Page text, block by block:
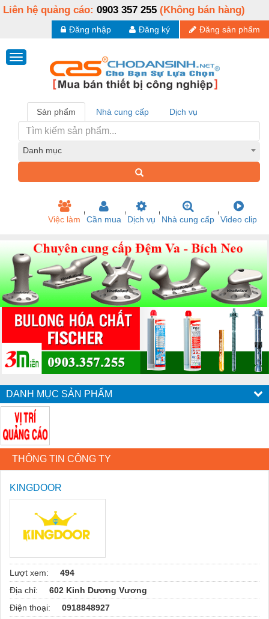
Liên hệ quảng cáo: 0903 357 255 (Không bán hàng)
Đăng sản phẩm
Đăng ký
Đăng nhập
Sản phẩm Nhà cung cấp Dịch vụ
Danh mục
Việc làm Cần mua Dịch vụ Nhà cung cấp Video clip
DANH MỤC SẢN PHẨM
THÔNG TIN CÔNG TY
KINGDOOR
Lượt xem:
494
Địa chỉ:
602 Kinh Dương Vương
Điện thoại:
0918848927